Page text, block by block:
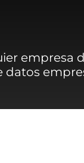
empresa
datos